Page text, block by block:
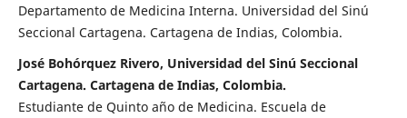
Departamento de Medicina Interna. Universidad del Sinú
Seccional Cartagena. Cartagena de Indias, Colombia.
José Bohórquez Rivero, Universidad del Sinú Seccional
Cartagena. Cartagena de Indias, Colombia.
Estudiante de Quinto año de Medicina. Escuela de